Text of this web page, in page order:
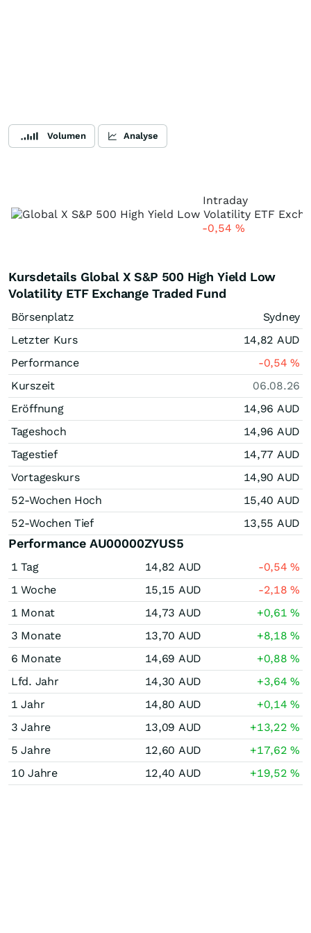
Volumen Analyse
Intraday
-0,54 %
Kursdetails Global X S&P 500 High Yield Low
Volatility ETF Exchange Traded Fund
Börsenplatz
Sydney
Letzter Kurs
14,82 AUD
Performance
-0,54%
Kurszeit
06.08.26
Eröffnung
14,96 AUD
Tageshoch
14,96 AUD
Tagestief
14,77 AUD
Vortageskurs
14,90 AUD
52-Wochen Hoch
15,40 AUD
52-Wochen Tief
13,55 AUD
Performance AU00000ZYUS5
1 Tag 14,82 AUD -0,54%
1 Woche
15,15 AUD -2,18%
1 Monat
14,73 AUD +0,61%
3 Monate
13,70 AUD +8,18%
6 Monate
14,69 AUD +0,88%
Lfd. Jahr
14,30 AUD +3,64%
1 Jahr
14,80 AUD +0,14%
3 Jahre
13,09 AUD +13,22%
5 Jahre
12,60 AUD +17,62%
10 Jahre
12,40 AUD +19,52%